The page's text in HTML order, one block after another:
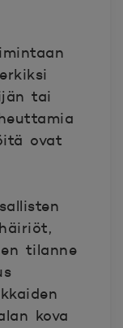
tai
ovat
tilanne
kova